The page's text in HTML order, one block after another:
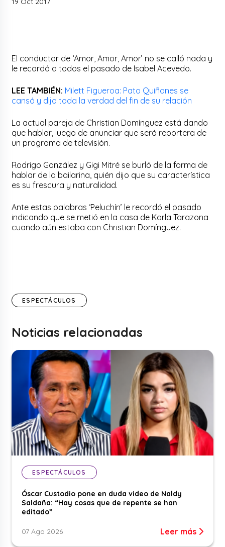
El conductor de ‘Amor, Amor, Amor’ no se calló nada y
le recordó a todos el pasado de Isabel Acevedo.
LEE TAMBIÉN: Milett Figueroa: Pato Quiñones se
cansó y dijo toda la verdad del fin de su relación
La actual pareja de Christian Domínguez está dando
que hablar, luego de anunciar que será reportera de
un programa de televisión.
Rodrigo González y Gigi Mitré se burló de la forma de
hablar de la bailarina, quién dijo que su característica
es su frescura y naturalidad.
Ante estas palabras ‘Peluchín’ le recordó el pasado
indicando que se metió en la casa de Karla Tarazona
cuando aún estaba con Christian Domínguez.
ESPECTÁCULOS
Noticias relacionadas
ESPECTÁCULOS
Óscar Custodio pone en duda video de Naldy
Saldaña: “Hay cosas que de repente se han
editado”
07 Ago 2026 Leer más